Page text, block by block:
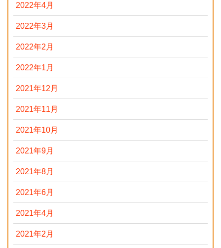
2022年4月
2022年3月
2022年2月
2022年1月
2021年12月
2021年11月
2021年10月
2021年9月
2021年8月
2021年6月
2021年4月
2021年2月